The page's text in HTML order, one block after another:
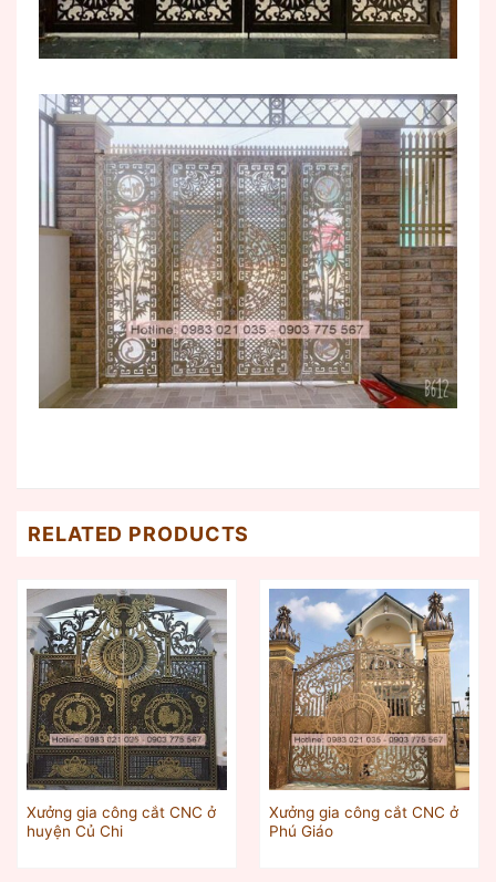
RELATED PRODUCTS
Xưởng gia công cắt CNC ở
huyện Củ Chi
Xưởng gia công cắt CNC ở
Phú Giáo